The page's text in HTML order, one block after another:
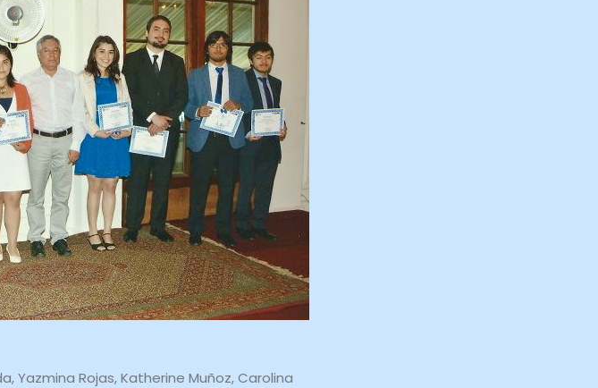
Yazmina Rojas, Katherine Muñoz, Carolina